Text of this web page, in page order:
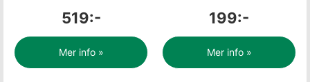
519:-
Mer info »
199:-
Mer info »